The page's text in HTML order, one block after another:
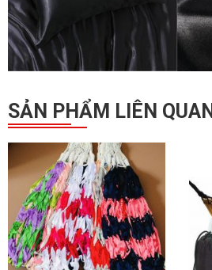
SẢN PHẨM LIÊN QUAN